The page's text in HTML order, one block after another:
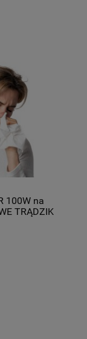
100W na
TRĄDZIK